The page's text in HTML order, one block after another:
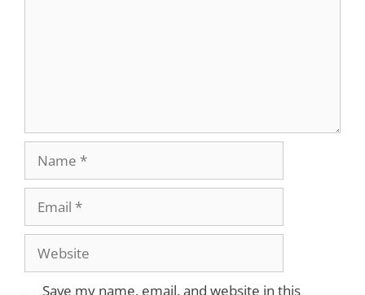
Website
Save my name, email, and website in this